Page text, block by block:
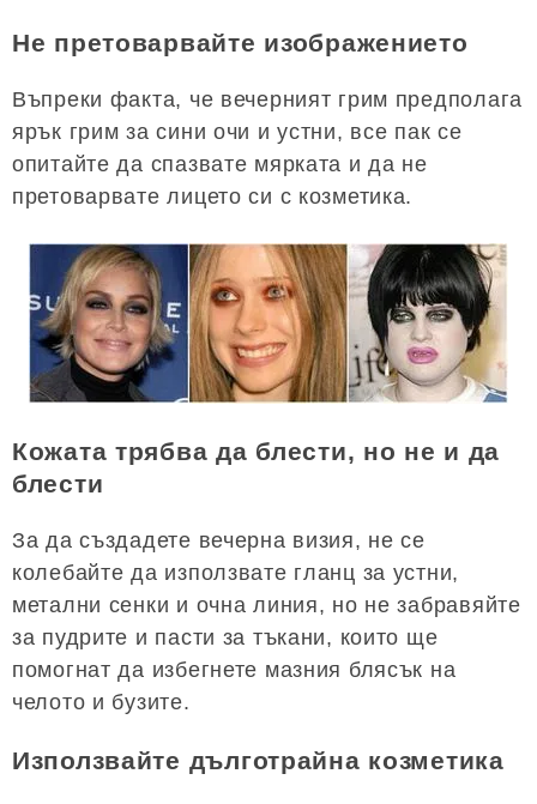
Не претоварвайте изображението
Въпреки факта, че вечерният грим предполага
ярък грим за сини очи и устни, все пак се
опитайте да спазвате мярката и да не
претоварвате лицето си с козметика.
Кожата трябва да блести, но не и да
блести
За да създадете вечерна визия, не се
колебайте да използвате гланц за устни,
метални сенки и очна линия, но не забравяйте
за пудрите и пасти за тъкани, които ще
помогнат да избегнете мазния блясък на
челото и бузите.
Използвайте дълготрайна козметика